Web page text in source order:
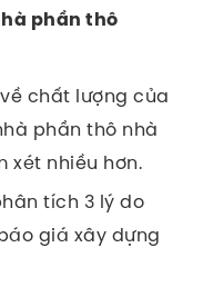
phần thô
chất lượng của
phần thô nhà
xét nhiều hơn.
tích 3 lý do
giá xây dựng